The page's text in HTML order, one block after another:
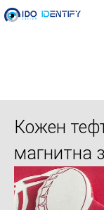
Кожен
магнитна